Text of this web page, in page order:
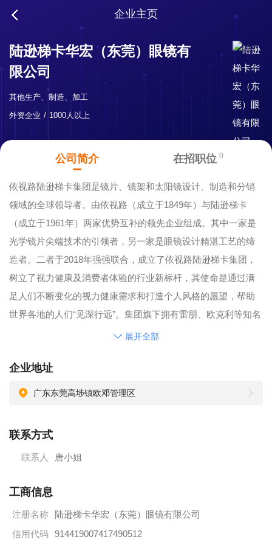
企业主页
陆逊梯卡华宏（东莞）眼镜有
限公司
其他生产、制造、加工
外资企业
1000人以上
公司简介 在招职位 0
依视路陆逊梯卡集团是镜片、镜架和太阳镜设计、制造和分销
领域的全球领导者。由依视路（成立于1849年）与陆逊梯卡
（成立于1961年）两家优势互补的领先企业组成。其中一家是
光学镜片尖端技术的引领者，另一家是眼镜设计精湛工艺的缔
造者。二者于2018年强强联合，成立了依视路陆逊梯卡集团，
树立了视力健康及消费者体验的行业新标杆，其使命是通过满
足人们不断变化的视力健康需求和打造个人风格的愿望，帮助
世界各地的人们“见深行远”。集团旗下拥有雷朋、欧克利等知名
眼镜品牌、万里路和全视线等高科技镜片品牌，以及全球领先
观视界（GrandVision）。
EssilorLuxottica is a global leader in the design, manufacture
two industry pioneers in 2018, one in advanced lens technology
– Essilor（founded in 1849） and the other in the craftsmanship
industry standards for vision care and the consumer
experience. Its mission is to help people around the world to see
more and be more by addressing their evolving vision needs
展开全部
企业地址
广东东莞高埗镇欧邓管理区
联系方式
联系人 唐小姐
工商信息
注册名称
陆逊梯卡华宏（东莞）眼镜有限公司
信用代码 914419007417490512